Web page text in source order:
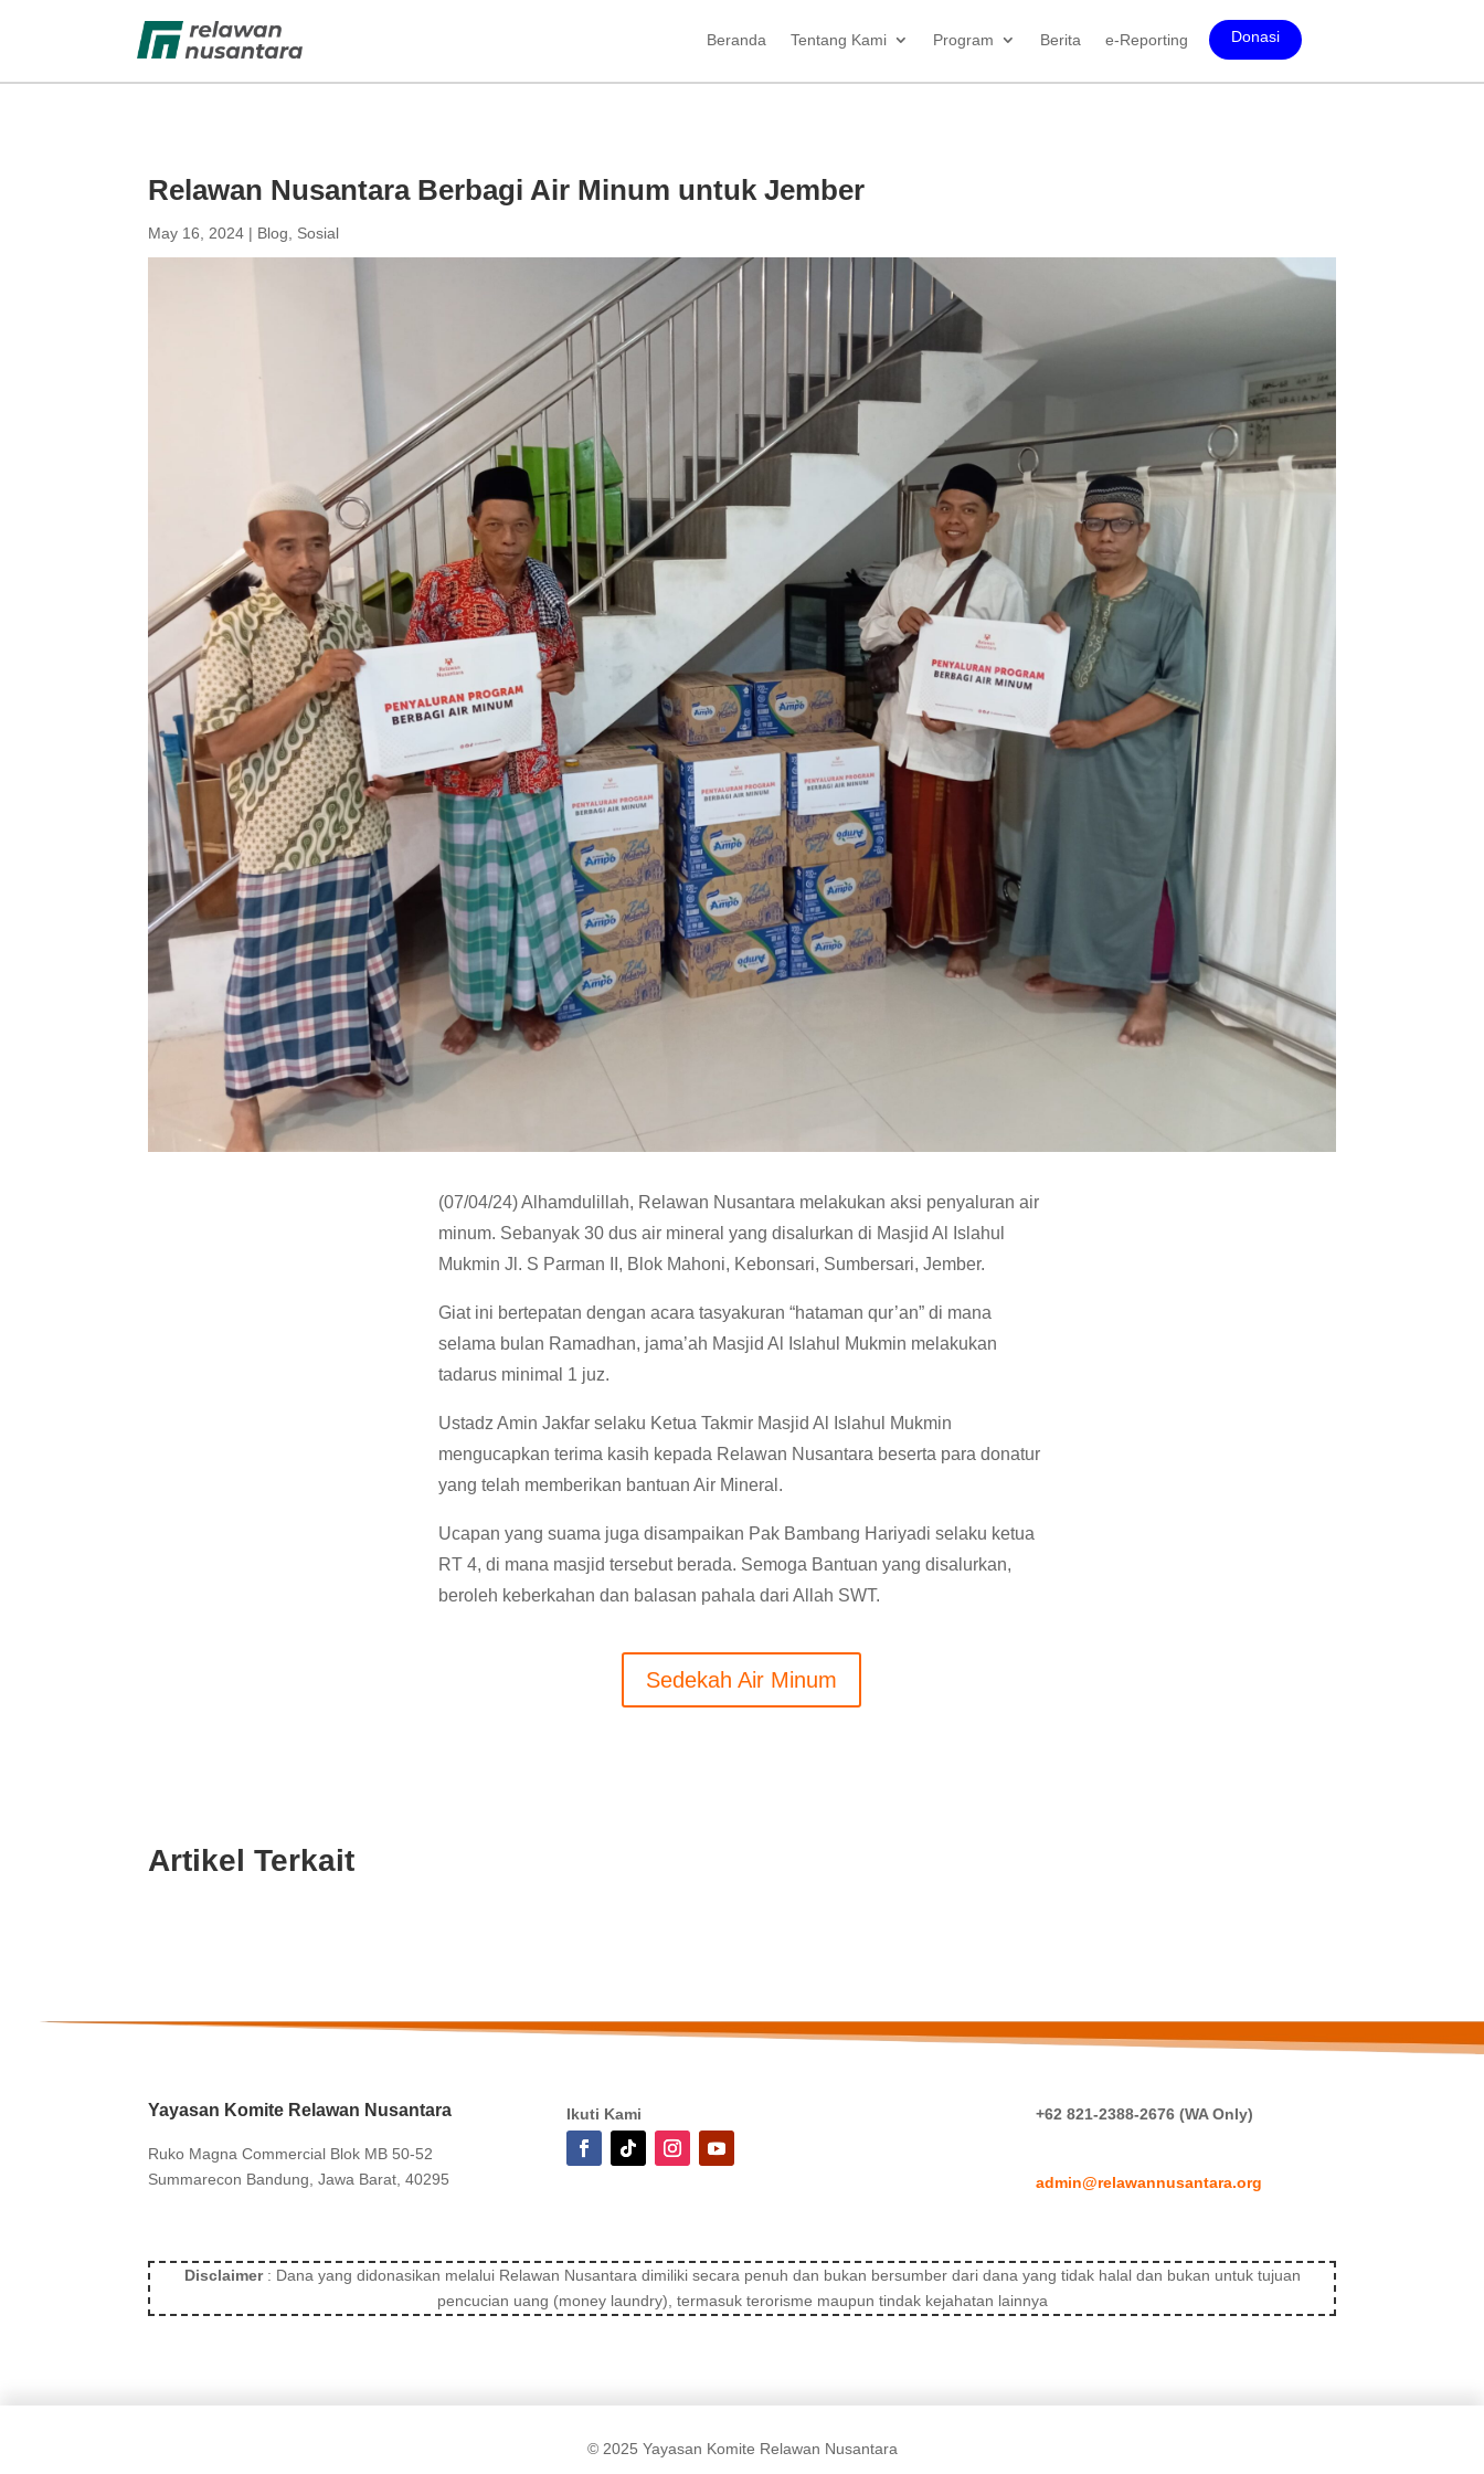
Beranda Tentang Kami Program Berita e-Reporting Donasi
Relawan Nusantara Berbagi Air Minum untuk Jember
May 16, 2024 | Blog Sosial
(07/04/24) Alhamdulillah, Relawan Nusantara melakukan aksi penyaluran air
minum. Sebanyak 30 dus air mineral yang disalurkan di Masjid Al Islahul
Mukmin Jl. S Parman II, Blok Mahoni, Kebonsari, Sumbersari, Jember.
Giat ini bertepatan dengan acara tasyakuran “hataman qur’an” di mana
selama bulan Ramadhan, jama’ah Masjid Al Islahul Mukmin melakukan
tadarus minimal 1 juz.
Ustadz Amin Jakfar selaku Ketua Takmir Masjid Al Islahul Mukmin
mengucapkan terima kasih kepada Relawan Nusantara beserta para donatur
yang telah memberikan bantuan Air Mineral.
Ucapan yang suama juga disampaikan Pak Bambang Hariyadi selaku ketua
RT 4, di mana masjid tersebut berada. Semoga Bantuan yang disalurkan,
beroleh keberkahan dan balasan pahala dari Allah SWT.
Sedekah Air Minum
Artikel Terkait
Yayasan Komite Relawan Nusantara
Ruko Magna Commercial Blok MB 50-52
Summarecon Bandung, Jawa Barat, 40295
Ikuti Kami +62 821-2388-2676 (WA Only)
admin@relawannusantara.org
Disclaimer: Dana yang didonasikan melalui Relawan Nusantara dimiliki secara penuh dan bukan bersumber dari dana yang tidak halal dan bukan untuk tujuan
pencucian uang (money laundry), termasuk terorisme maupun tindak kejahatan lainnya
© 2025 Yayasan Komite Relawan Nusantara